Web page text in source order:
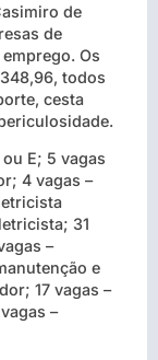
de
de
Os
todos
cesta
E; 5 vagas
4 vagas –
31
–
e
17 vagas –
–